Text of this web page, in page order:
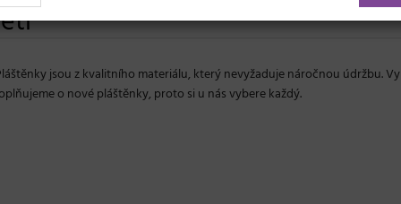
jsou z kvalitního materiálu, který nevyžaduje náročnou údržbu.
o nové pláštěnky, proto si u nás vybere každý.